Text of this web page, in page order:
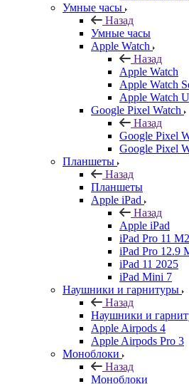
Умные часы
Назад
Умные часы
Apple Watch
Назад
Apple Watch
Apple Watch
Apple Watch
Google Pixel Watch
Назад
Google Pixel
Google Pixel
Планшеты
Назад
Планшеты
Apple iPad
Назад
Apple iPad
iPad Pro 11
iPad Pro 12.9
iPad 11 2025
iPad Mini 7
Наушники и гарнитуры
Назад
Наушники и
Apple Airpods 4
Apple Airpods Pro 3
Моноблоки
Назад
Моноблоки